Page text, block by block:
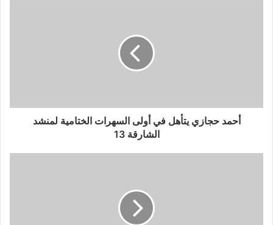
أحمد حجازي يتأهل في أولى السهرات الختامية لمنشد
الشارقة 13